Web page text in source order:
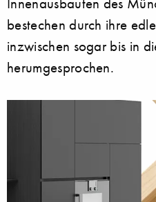
bestechen durch ihre
inzwischen sogar bis in
herumgesprochen.